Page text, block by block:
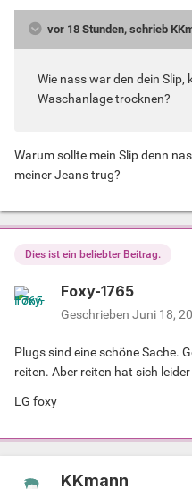
vor 18 Stunden, schrieb
Wie nass war den dein
Waschanlage trocknen?
Warum sollte mein Slip denn
meiner Jeans trug?
Dies ist ein beliebter Beitrag.
Foxy-1765
Geschrieben Juni 18,
Plugs sind eine schöne Sache.
reiten. Aber reiten hat sich
LG foxy
KKmann